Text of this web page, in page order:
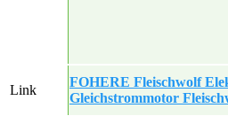
Link
FOHERE Fleischwolf
Gleichstrommotor